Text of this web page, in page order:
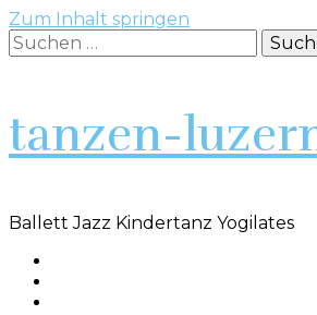
Zum Inhalt springen
Suchen
nach:
tanzen-
Ballett Jazz Kindertanz Yogilates